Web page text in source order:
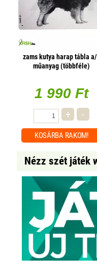
zams kutya harap tábla
műanyag (többféle)
1 990 Ft
+ -
KOSÁRBA RAKOM!
Nézz szét játék